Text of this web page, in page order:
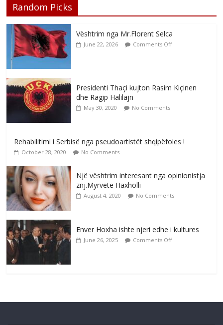
Random Picks
Vështrim nga Mr.Florent Selca
June 22, 2026 Comments Off
Presidenti Thaçi kujton Rasim Kiçinen
dhe Ragip Halilajn
May 30, 2020 No Comments
Rehabilitimi i Serbisë nga pseudoartistët shqipëfoles !
October 28, 2020 No Comments
Një vështrim interesant nga opinionistja
znj.Myrvete Haxholli
August 4, 2020 No Comments
Enver Hoxha ishte njeri edhe i kultures
June 26, 2025 Comments Off